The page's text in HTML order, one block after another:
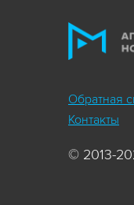
Обратная
Контакты
© 2013-